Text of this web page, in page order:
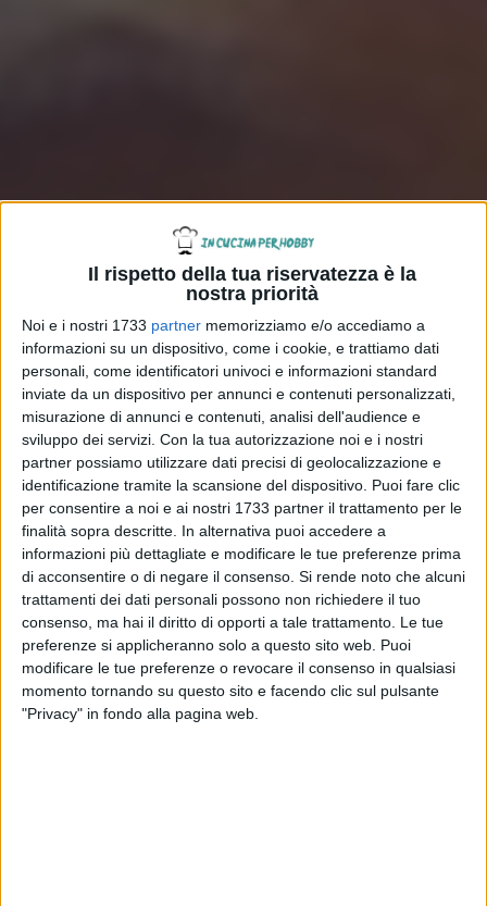
Il rispetto della tua riservatezza è la
nostra priorità
Noi e i nostri 1733 partner memorizziamo e/o accediamo a
informazioni su un dispositivo, come i cookie, e trattiamo dati
personali, come identificatori univoci e informazioni standard
inviate da un dispositivo per annunci e contenuti personalizzati,
misurazione di annunci e contenuti, analisi dell'audience e
sviluppo dei servizi. Con la tua autorizzazione noi e i nostri
partner possiamo utilizzare dati precisi di geolocalizzazione e
identificazione tramite la scansione del dispositivo. Puoi fare clic
per consentire a noi e ai nostri 1733 partner il trattamento per le
finalità sopra descritte. In alternativa puoi accedere a
informazioni più dettagliate e modificare le tue preferenze prima
di acconsentire o di negare il consenso. Si rende noto che alcuni
trattamenti dei dati personali possono non richiedere il tuo
consenso, ma hai il diritto di opporti a tale trattamento. Le tue
preferenze si applicheranno solo a questo sito web. Puoi
modificare le tue preferenze o revocare il consenso in qualsiasi
momento tornando su questo sito e facendo clic sul pulsante
"Privacy" in fondo alla pagina web.